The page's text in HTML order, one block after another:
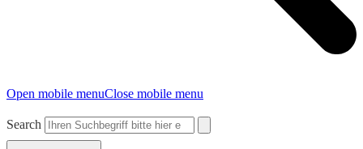
Open mobile menuClose mobile menu
Search